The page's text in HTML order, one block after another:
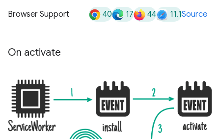
Browser Support 40 17 44 11.1Source
On activate